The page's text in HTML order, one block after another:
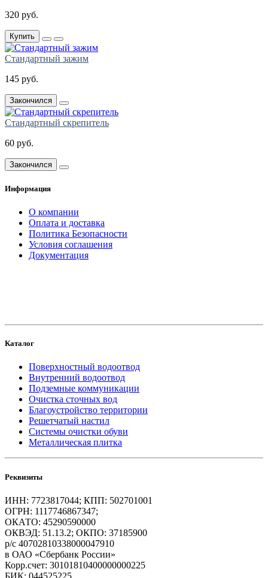
320 руб.
Купить
Стандартный зажим
145 руб.
Закончился
Стандартный скрепитель
60 руб.
Закончился
Информация
О компании
Оплата и доставка
Политика Безопасности
Условия соглашения
Документация
Каталог
Поверхностный водоотвод
Внутренний водоотвод
Подземные коммуникации
Очистка сточных вод
Благоустройство территории
Решетчатый настил
Системы очистки обуви
Металлическая плитка
Реквизиты
ИНН: 7723817044; КПП: 502701001
ОГРН: 1117746867347;
ОКАТО: 45290590000
ОКВЭД: 51.13.2; ОКПО: 37185900
р/с 40702810338000047910
в ОАО «Сбербанк России»
Корр.счет: 30101810400000000225
БИК: 044525225